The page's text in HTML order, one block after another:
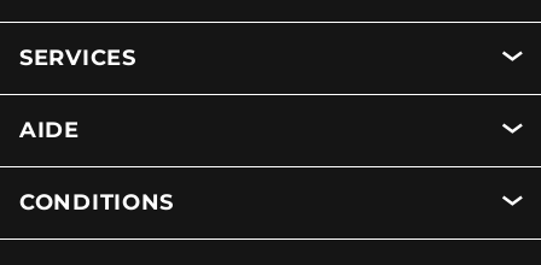
SERVICES
AIDE
CONDITIONS